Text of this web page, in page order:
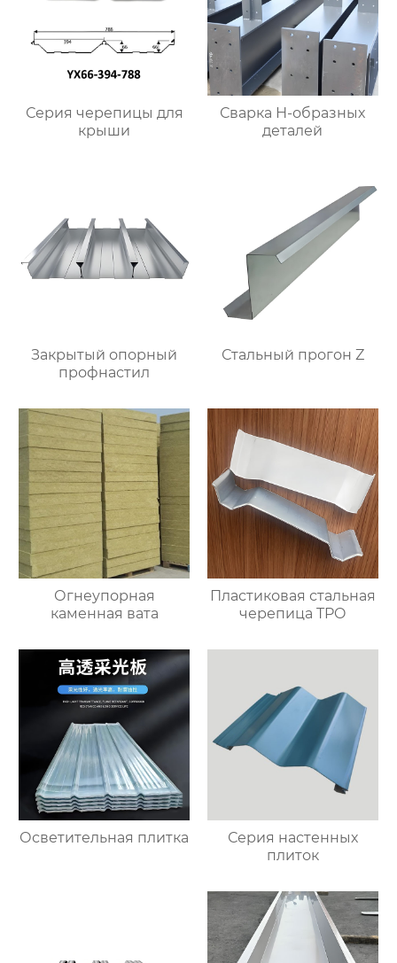
Серия черепицы для
крыши
Сварка Н-образных
деталей
Закрытый опорный
профнастил
Стальный прогон Z
Огнеупорная
каменная вата
Пластиковая стальная
черепица TPO
Осветительная плитка
Серия настенных
плиток